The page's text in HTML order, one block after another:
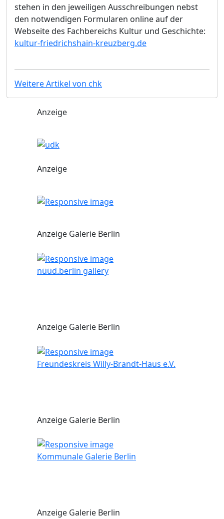
stehen in den jeweiligen Ausschreibungen nebst
den notwendigen Formularen online auf der
Webseite des Fachbereichs Kultur und Geschichte:
kultur-friedrichshain-kreuzberg.de
Weitere Artikel von chk
Anzeige
Anzeige
Anzeige Galerie Berlin
nüüd.berlin gallery
Anzeige Galerie Berlin
Freundeskreis Willy-Brandt-Haus e.V.
Anzeige Galerie Berlin
Kommunale Galerie Berlin
Anzeige Galerie Berlin